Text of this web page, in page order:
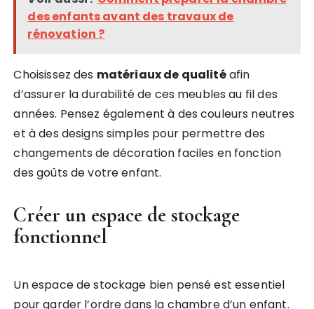
des enfants avant des travaux de
rénovation ?
Choisissez des matériaux de qualitéafin
d’assurer la durabilité de ces meubles au fil des
années. Pensez également à des couleurs neutres
et à des designs simples pour permettre des
changements de décoration faciles en fonction
des goûts de votre enfant.
Créer un espace de stockage
fonctionnel
Un espace de stockage bien pensé est essentiel
pour garder l’ordre dans la chambre d’un enfant.